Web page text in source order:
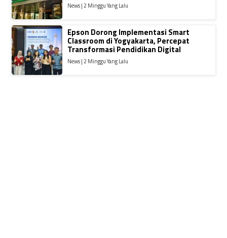
News | 2 Minggu Yang Lalu
Epson Dorong Implementasi Smart
Classroom di Yogyakarta, Percepat
Transformasi Pendidikan Digital
News | 2 Minggu Yang Lalu